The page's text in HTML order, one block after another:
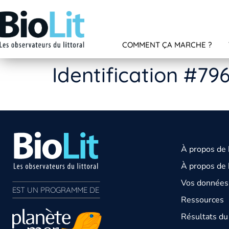
COMMENT ÇA MARCHE ?
Identification
EST UN PROGRAMME DE
À propos de
À propos de
Vos
Ressources
Résultats